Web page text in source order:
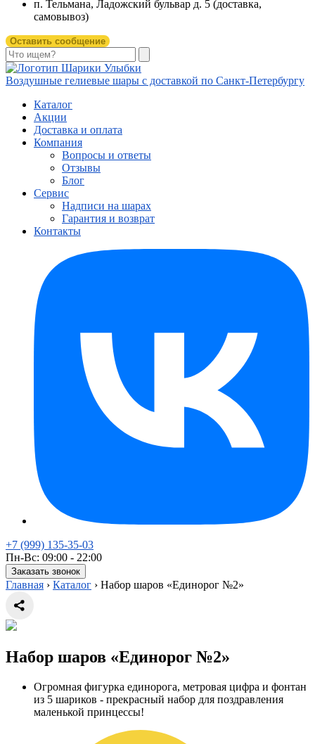
п. Тельмана, Ладожский бульвар д. 5 (доставка,
самовывоз)
Оставить сообщение
Воздушные гелиевые шары с доставкой по Санкт-Петербургу
Каталог
Акции
Доставка и оплата
Компания
Вопросы и ответы
Отзывы
Блог
Сервис
Надписи на шарах
Гарантия и возврат
Контакты
+7 (999) 135-35-03
Пн-Вс: 09:00 - 22:00
Заказать звонок
Главная › Каталог › Набор шаров «Единорог №2»
Набор шаров «Единорог №2»
Огромная фигурка единорога, метровая цифра и фонтан
из 5 шариков - прекрасный набор для поздравления
маленькой принцессы!